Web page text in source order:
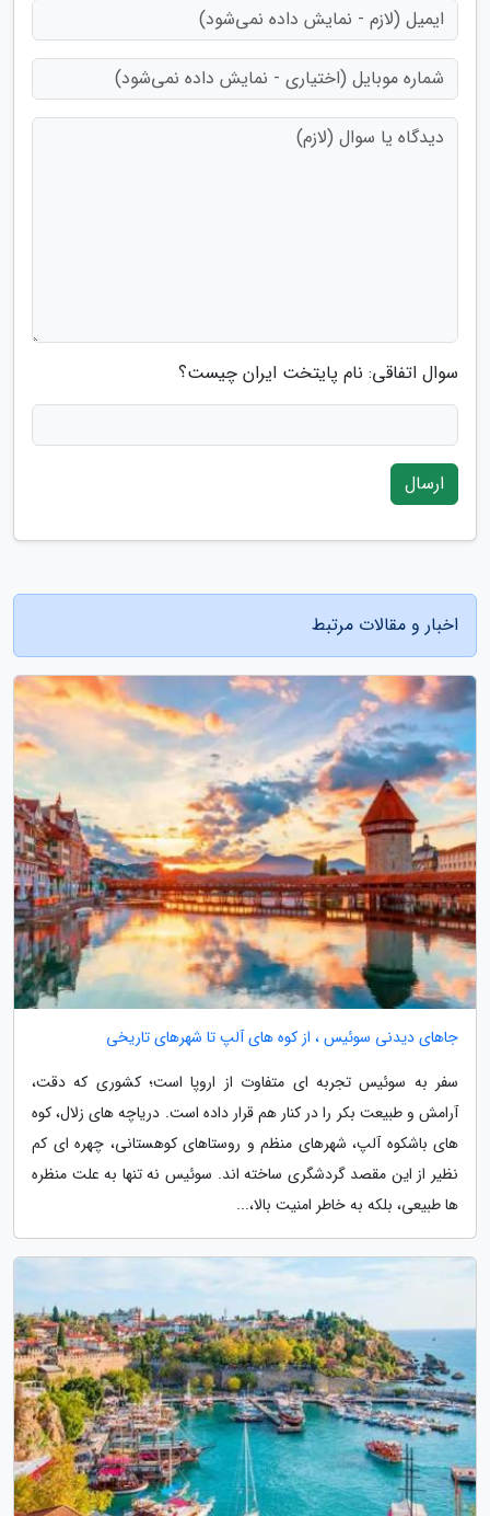
سوال اتفاقی: نام پایتخت ایران چیست؟
ارسال
اخبار و مقالات مرتبط
جاهای دیدنی سوئیس ، از کوه های آلپ تا شهرهای تاریخی
سفر به سوئیس تجربه ای متفاوت از اروپا است؛ کشوری که دقت،
آرامش و طبیعت بکر را در کنار هم قرار داده است. دریاچه های زلال، کوه
های باشکوه آلپ، شهرهای منظم و روستاهای کوهستانی، چهره ای کم
نظیر از این مقصد گردشگری ساخته اند. سوئیس نه تنها به علت منظره
ها طبیعی، بلکه به خاطر امنیت بالا،...